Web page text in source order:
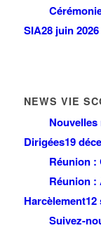
SIA28 juin
NEWS VIE
Dirigées19
Réunion :
Réunion :
Harcèlement12
Suivez-